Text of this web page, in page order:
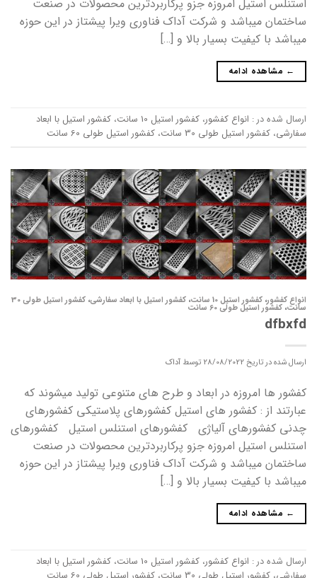
استنلس استیل امروزه جزو پرکاربردترین محصولات در صنعت
ساختمان میباشد و شرکت آداک فناوری ویرا پیشتاز در این حوزه
میباشد با کیفیت بسیار بالا و […]
← مشاهده ادامه
ارسال شده در : انواع کفشور، کفشور استیل 10 سانت ، کفشور استیل با ابعاد
سفارشی، کفشور استیل طولی 30 سانت ، کفشور استیل طولی 60 سانت
انواع کفشور، کفشور استیل 10 سانت ، کفشور استیل با ابعاد سفارشی، کفشور استیل طولی 30
سانت، کفشور استیل طولی 60 سانت
dfbxfd
ارسال شده در تاریخ28/08/2022 توسط آداک
کفشور ها امروزه در ابعاد و طرح های متنوعی تولید میشوند که
عبارتند از : کفشور های استیل کفشورهای پلاستیکی کفشورهای
چدنی کفشورهای آلیاژی کفشورهای استنلس استیل کفشورهای
استنلس استیل امروزه جزو پرکاربردترین محصولات در صنعت
ساختمان میباشد و شرکت آداک فناوری ویرا پیشتاز در این حوزه
میباشد با کیفیت بسیار بالا و […]
← مشاهده ادامه
ارسال شده در : انواع کفشور، کفشور استیل 10 سانت ، کفشور استیل با ابعاد